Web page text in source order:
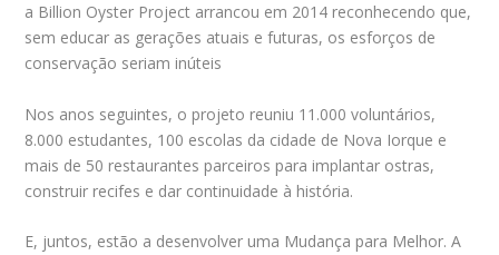
a Billion Oyster Project arrancou em 2014 reconhecendo que,
sem educar as gerações atuais e futuras, os esforços de
conservação seriam inúteis
Nos anos seguintes, o projeto reuniu 11.000 voluntários,
8.000 estudantes, 100 escolas da cidade de Nova Iorque e
mais de 50 restaurantes parceiros para implantar ostras,
construir recifes e dar continuidade à história.
E, juntos, estão a desenvolver uma Mudança para Melhor. A